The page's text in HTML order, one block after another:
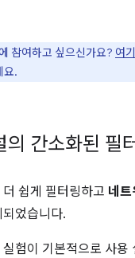
참여하고 싶으신가요? 여
요.
의 간소화된 필
쉽게 필터링하고 네트
었습니다.
험이 기본적으로 사용